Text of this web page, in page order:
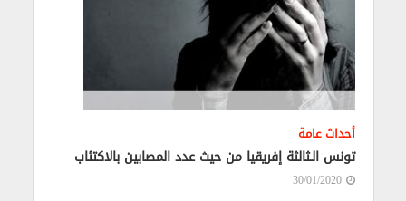
أحداث عامة
تونس الـثالثة إفريقيا من حيث عدد المصابين بالاكتئاب
30/01/2020